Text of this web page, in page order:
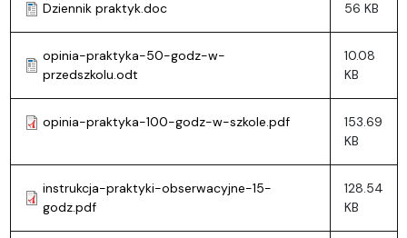
Dziennik praktyk.doc 56 KB
opinia-praktyka-50-godz-w-
przedszkolu.odt
10.08
KB
opinia-praktyka-100-godz-w-szkole.pdf
153.69
KB
instrukcja-praktyki-obserwacyjne-15-
godz.pdf
128.54
KB